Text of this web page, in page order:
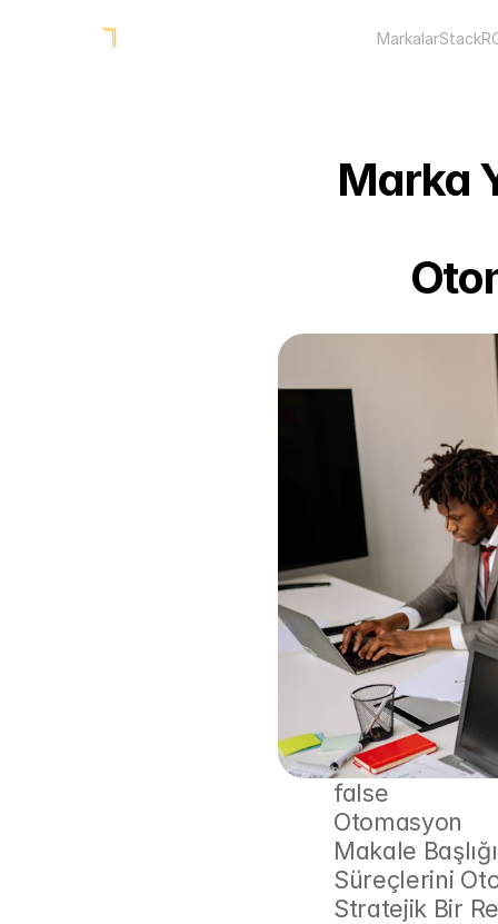
MarkalarStack
Marka
false
Otomasyon
Makale
Süreçlerini
Stratejik Bir